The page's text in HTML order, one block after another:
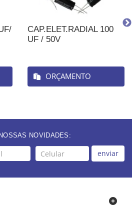
CAP.ELET.RADIAL 100
UF / 50V
ORÇAMENTO
NOVIDADES:
enviar